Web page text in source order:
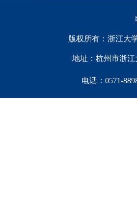
版权所有：浙江大
地址：杭州市浙江
电话：0571-